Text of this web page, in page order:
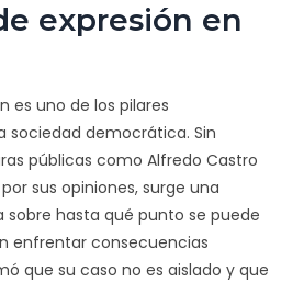
expresión en
es uno de los pilares
sociedad democrática. Sin
públicas como Alfredo Castro
sus opiniones, surge una
hasta qué punto se puede
enfrentar consecuencias
que su caso no es aislado y que